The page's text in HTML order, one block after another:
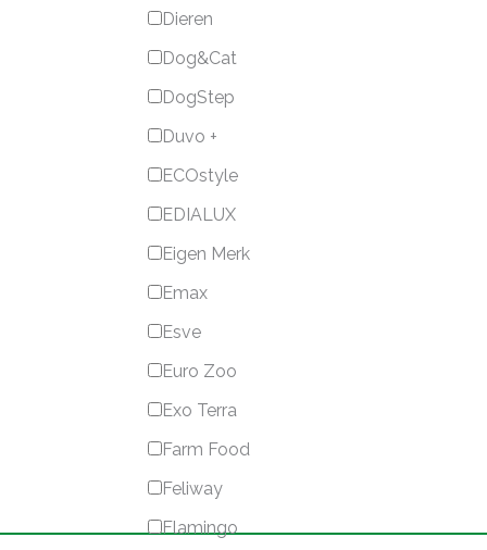
Dieren
Dog&Cat
DogStep
Duvo +
ECOstyle
EDIALUX
Eigen Merk
Emax
Esve
Euro Zoo
Exo Terra
Farm Food
Feliway
Flamingo